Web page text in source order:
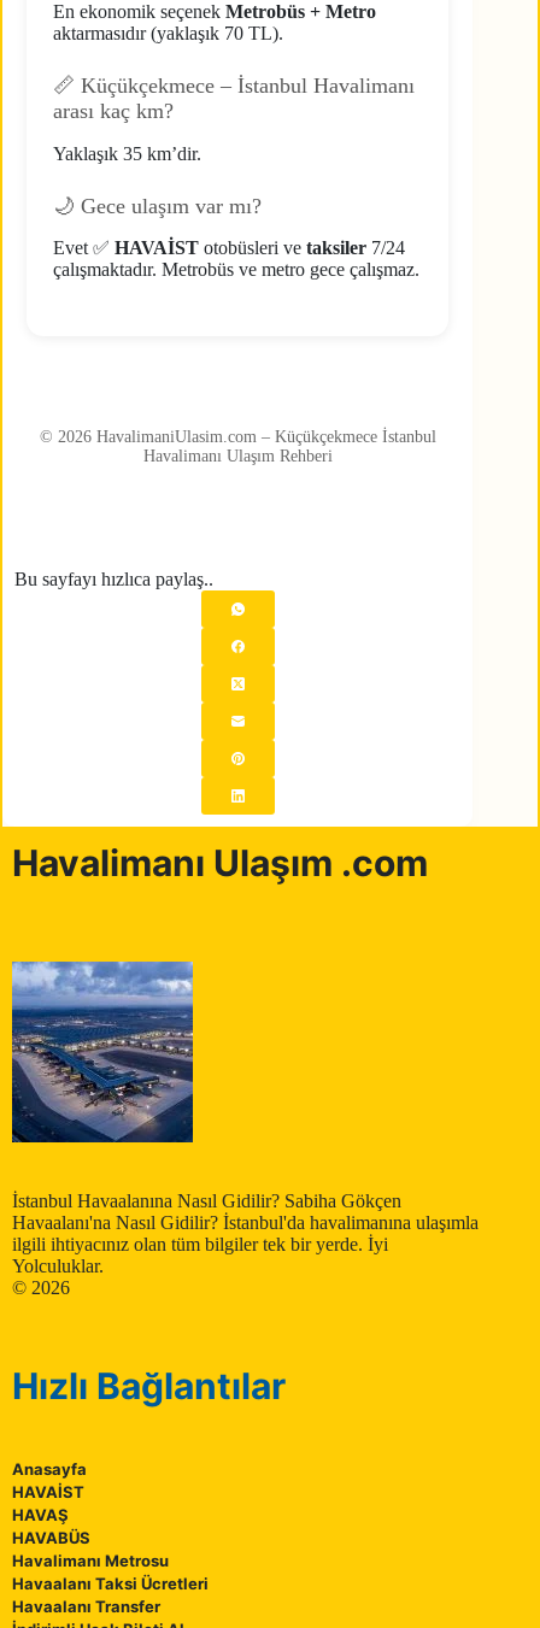
En ekonomik seçenek Metrobüs + Metro
aktarmasıdır (yaklaşık 70 TL).
📏 Küçükçekmece – İstanbul Havalimanı
arası kaç km?
Yaklaşık 35 km’dir.
🌙 Gece ulaşım var mı?
Evet ✅ HAVAİST otobüsleri ve taksiler 7/24
çalışmaktadır. Metrobüs ve metro gece çalışmaz.
© 2026 HavalimaniUlasim.com – Küçükçekmece İstanbul
Havalimanı Ulaşım Rehberi
Bu sayfayı hızlıca paylaş..
Havalimanı Ulaşım .com
İstanbul Havaalanına Nasıl Gidilir? Sabiha Gökçen
Havaalanı'na Nasıl Gidilir? İstanbul'da havalimanına ulaşımla
ilgili ihtiyacınız olan tüm bilgiler tek bir yerde. İyi
Yolculuklar.
© 2026
Hızlı Bağlantılar
Anasayfa
HAVAİST
HAVAŞ
HAVABÜS
Havalimanı Metrosu
Havaalanı Taksi Ücretleri
Havaalanı Transfer